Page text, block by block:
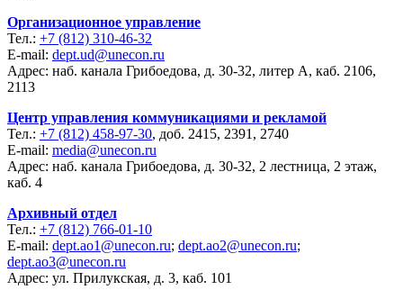
Организационное управление
Тел.: +7 (812) 310-46-32
E-mail: dept.ud@unecon.ru
Адрес: наб. канала Грибоедова, д. 30-32, литер А, каб. 2106,
2113
Центр управления коммуникациями и рекламой
Тел.: +7 (812) 458-97-30, доб. 2415, 2391, 2740
E-mail: media@unecon.ru
Адрес: наб. канала Грибоедова, д. 30-32, 2 лестница, 2 этаж,
каб. 4
Архивный отдел
Тел.: +7 (812) 766-01-10
E-mail: dept.ao1@unecon.ru; dept.ao2@unecon.ru;
dept.ao3@unecon.ru
Адрес: ул. Прилукская, д. 3, каб. 101